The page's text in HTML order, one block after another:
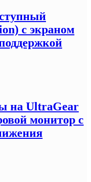
с экраном
на UltraGear
монитор с